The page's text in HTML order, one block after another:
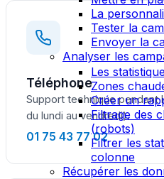
La
Tester la
Envoyer la
Analyser les
Les
Zones
Créer un
Filtrage des
(robots)
Filtrer les
colonne
Récupérer les
Téléphone
Support technique pendant
du lundi au vendredi).
01 75 43 77 02